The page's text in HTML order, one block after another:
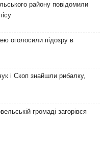
району повідомили
оголосили підозру в
і Скоп знайшли рибалку,
громаді загорівся